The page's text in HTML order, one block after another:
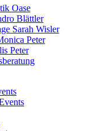
Oase
Blättler
Sarah Wisler
Peter
Peter